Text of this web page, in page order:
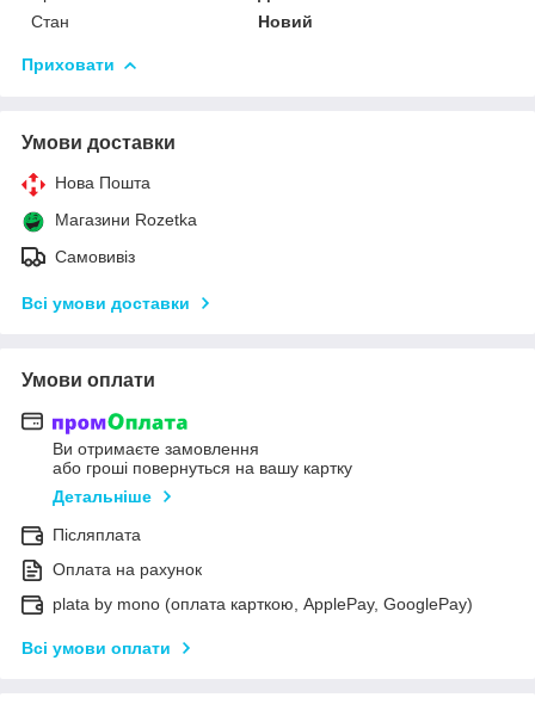
Стан
Новий
Приховати
Умови доставки
Нова Пошта
Магазини Rozetka
Самовивіз
Всі умови доставки
Умови оплати
Ви отримаєте замовлення
або гроші повернуться на вашу картку
Детальніше
Післяплата
Оплата на рахунок
plata by mono (оплата карткою, ApplePay, GooglePay)
Всі умови оплати